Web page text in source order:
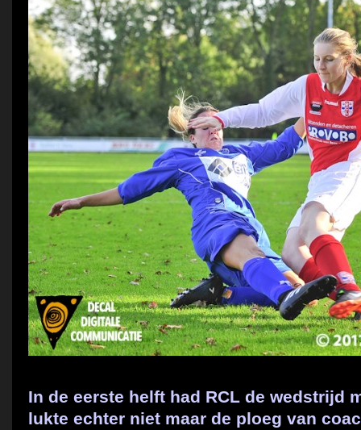
In de eerste helft had RCL de wedstrijd
lukte echter niet maar de ploeg van